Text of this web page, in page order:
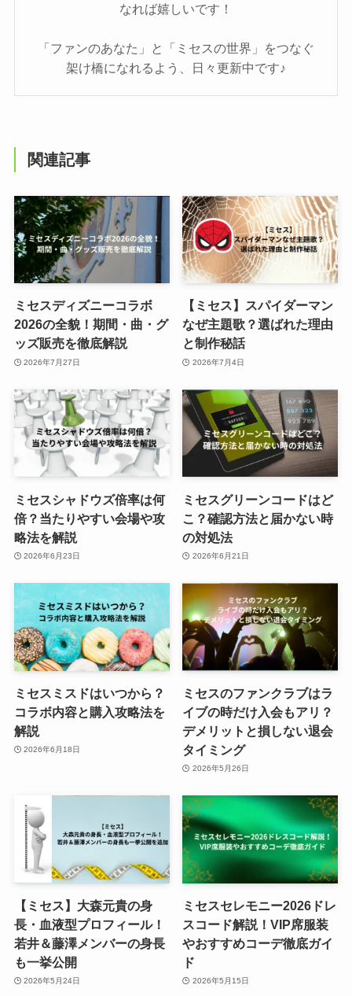
なれば嬉しいです！
「ファンのあなた」と「ミセスの世界」をつなぐ
架け橋になれるよう、日々更新中です♪
関連記事
ミセスディズニーコラボ
2026の全貌！期間・曲・グ
ッズ販売を徹底解説
2026年7月27日
【ミセス】スパイダーマン
なぜ主題歌？選ばれた理由
と制作秘話
2026年7月4日
ミセスシャドウズ倍率は何
倍？当たりやすい会場や攻
略法を解説
2026年6月23日
ミセスグリーンコードはど
こ？確認方法と届かない時
の対処法
2026年6月21日
ミセスミスドはいつから？
コラボ内容と購入攻略法を
解説
2026年6月18日
ミセスのファンクラブはラ
イブの時だけ入会もアリ？
デメリットと損しない退会
タイミング
2026年5月26日
【ミセス】大森元貴の身
長・血液型プロフィール！
若井＆藤澤メンバーの身長
も一挙公開
2026年5月24日
ミセスセレモニー2026ドレ
スコード解説！VIP席服装
やおすすめコーデ徹底ガイ
ド
2026年5月15日